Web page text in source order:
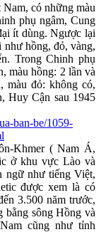
có những màu
phụ ngâm, Cung
ít dùng. Ngược lại
như hồng, đỏ, vàng,
Trong Chinh phụ
màu hồng: 2 lần và
màu đỏ: không có,
Huy Cận sau 1945
ban-be/1059-
Khmer ( Nam Á,
ở khu vực Lào và
ngữ như tiếng Việt,
được xem là có
3.500 năm trước,
bằng sông Hồng và
cũng như tỉnh